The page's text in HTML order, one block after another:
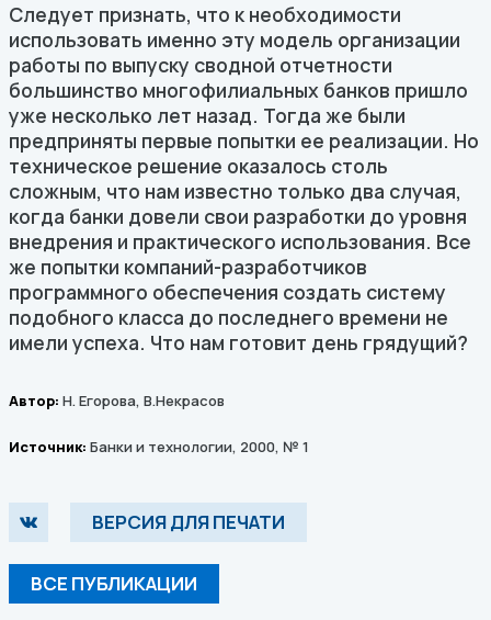
Следует признать, что к необходимости
использовать именно эту модель организации
работы по выпуску сводной отчетности
большинство многофилиальных банков пришло
уже несколько лет назад. Тогда же были
предприняты первые попытки ее реализации. Но
техническое решение оказалось столь
сложным, что нам известно только два случая,
когда банки довели свои разработки до уровня
внедрения и практического использования. Все
же попытки компаний-разработчиков
программного обеспечения создать систему
подобного класса до последнего времени не
имели успеха. Что нам готовит день грядущий?
Автор: Н. Егорова, В.Некрасов
Источник: Банки и технологии, 2000, № 1
ВЕРСИЯ ДЛЯ ПЕЧАТИ
ВСЕ ПУБЛИКАЦИИ